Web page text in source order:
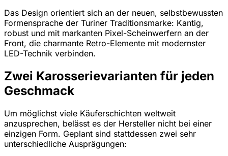
Das Design orientiert sich an der neuen, selbstbewussten
Formensprache der Turiner Traditionsmarke: Kantig,
robust und mit markanten Pixel-Scheinwerfern an der
Front, die charmante Retro-Elemente mit modernster
LED-Technik verbinden.
Zwei Karosserievarianten für jeden
Geschmack
Um möglichst viele Käuferschichten weltweit
anzusprechen, belässt es der Hersteller nicht bei einer
einzigen Form. Geplant sind stattdessen zwei sehr
unterschiedliche Ausprägungen: